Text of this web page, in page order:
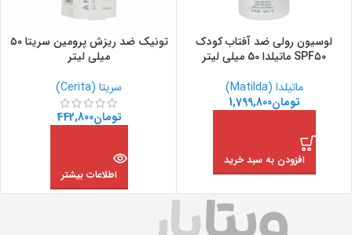
لوسیون رولی ضد آفتاب کودک
SPF۵۰ ماتیلدا 50 میلی لیتر
ماتیلدا (Matilda)
تومان1,799,800
افزودن به سبد خرید
تونیک ضد ریزش پرومین سریتا ۵۰
میلی لیتر
سریتا (Cerita)
تومان442,800
اطلاعات بیشتر